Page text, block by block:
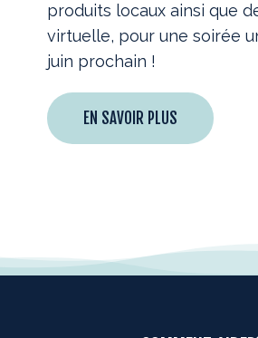
produits locaux ainsi que
virtuelle, pour une soirée
juin prochain !
EN SAVOIR PLUS